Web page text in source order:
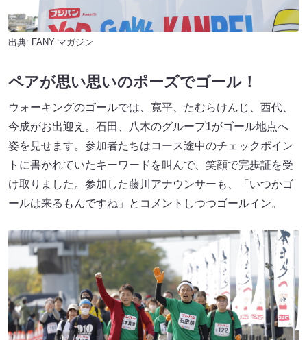
出典: FANY マガジン
ペアが思い思いのポーズでゴール！
ウォーキングのゴールでは、寛平、たむらけんじ、西代、
今成がお出迎え。石田、八木のグループ1がゴール地点へ
姿を見せます。参加者たちはコース途中のチェックポイン
トに書かれていたキーワードを叫んで、笑顔で完歩証を受
け取りました。参加した藤川アナウンサーも、「いつかゴ
ールは来るもんですね」とコメントしつつゴールイン。